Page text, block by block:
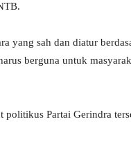
yang sah dan diatur
berguna untuk
politikus Partai Gerindra